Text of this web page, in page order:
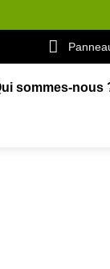
sommes-nous